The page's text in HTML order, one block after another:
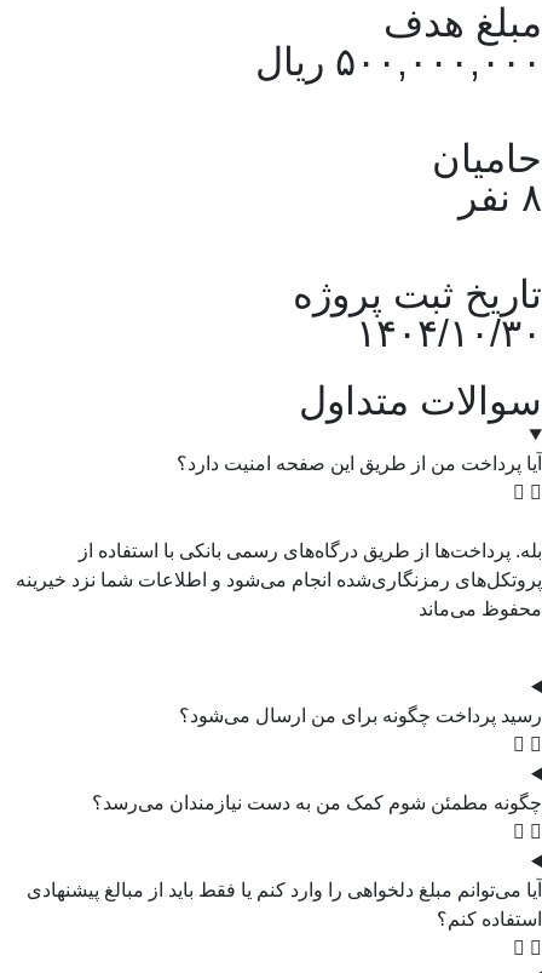
مبلغ هدف
۵۰۰,۰۰۰,۰۰۰ ریال
حامیان
۸ نفر
تاریخ ثبت پروژه
۱۴۰۴/۱۰/۳۰
سوالات متداول
آیا پرداخت من از طریق این صفحه امنیت دارد؟
بله. پرداخت‌ها از طریق درگاه‌های رسمی بانکی با استفاده از
پروتکل‌های رمزنگاری‌شده انجام می‌شود و اطلاعات شما نزد خیرینه
محفوظ می‌ماند
رسید پرداخت چگونه برای من ارسال می‌شود؟
چگونه مطمئن شوم کمک من به دست نیازمندان می‌رسد؟
آیا می‌توانم مبلغ دلخواهی را وارد کنم یا فقط باید از مبالغ پیشنهادی
استفاده کنم؟